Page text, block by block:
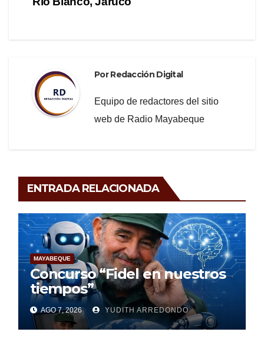
o
entradas
PorRedacción Digital
Equipo de redactores del sitio
web de Radio Mayabeque
ENTRADA RELACIONADA
MAYABEQUE
Concurso “Fidel en nuestros
tiempos”
AGO 7, 2026 YUDITH ARREDONDO